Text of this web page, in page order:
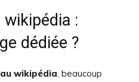
:
dédiée ?
wikipédia, beaucoup